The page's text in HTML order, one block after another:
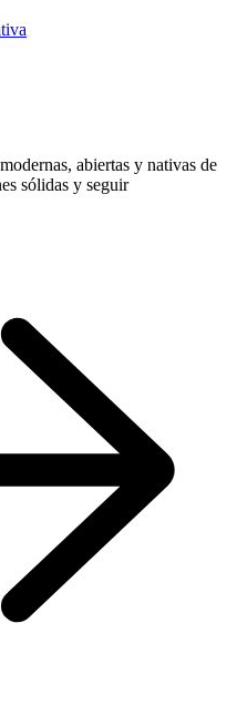
abiertas y nativas de
sólidas y seguir